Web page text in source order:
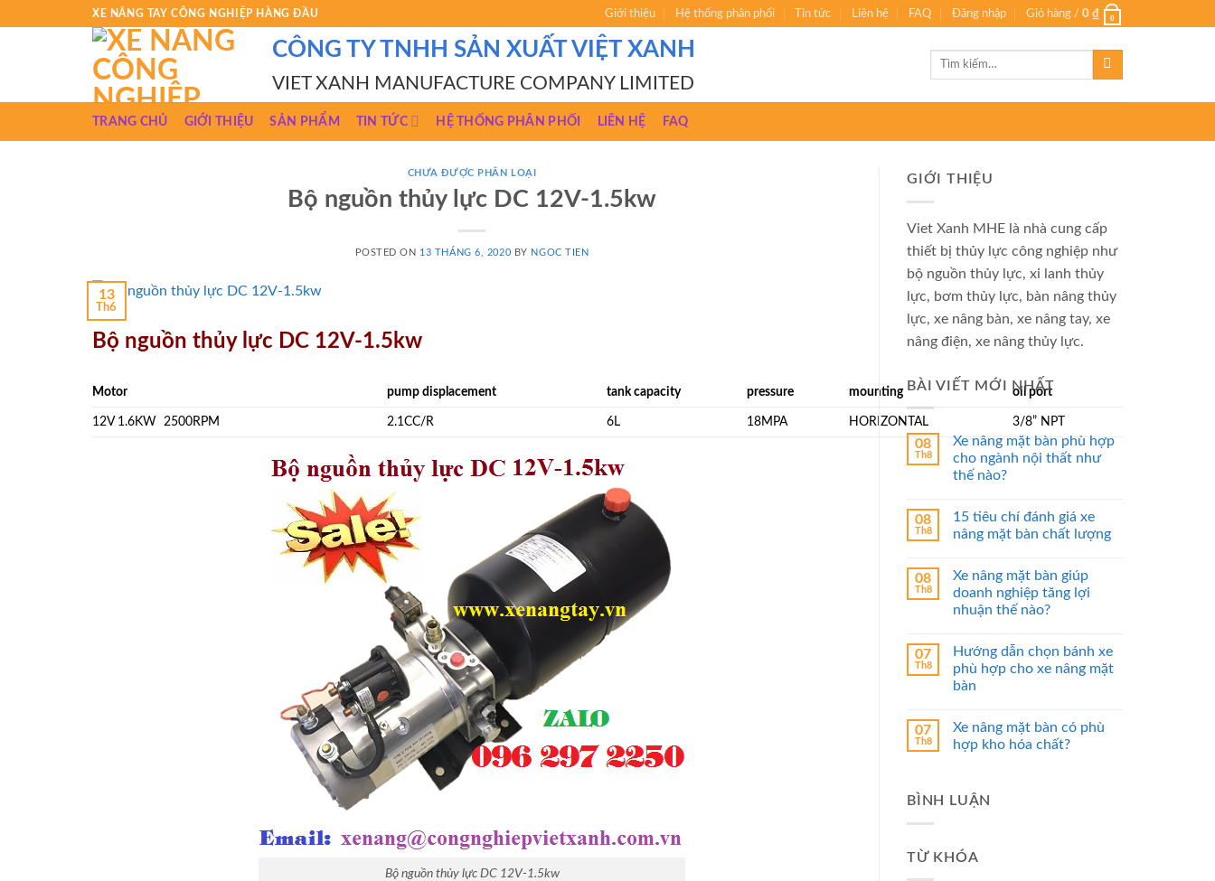
XE NÂNG TAY CÔNG NGHIỆP HÀNG ĐẦU Giới thiệu Hệ thống phân phối Tin tức Liên hệ FAQ Đăng nhập Giỏ hàng / 0 ₫ 0
CÔNG TY TNHH SẢN XUẤT VIỆT XANH
VIET XANH MANUFACTURE COMPANY LIMITED
Tìm
TRANG CHỦ GIỚI THIỆU SẢN PHẨM TIN TỨC HỆ THỐNG PHÂN PHỐI LIÊN HỆ FAQ
CHƯA ĐƯỢC PHÂN LOẠI
Bộ nguồn thủy lực DC 12V-1.5kw
POSTED ON 13 THÁNG 6, 2020 BY NGOC TIEN
13
Th6
Bộ nguồn thủy lực DC 12V-1.5kw
Motor pump displacement tank capacity pressure mounting oil port
12V 1.6KW 2500RPM 2.1CC/R 6L 18MPA HORIZONTAL 3/8” NPT
Bộ nguồn thủy lực DC 12V-1.5kw
GIỚI THIỆU
Viet Xanh MHE là nhà cung cấp
thiết bị thủy lực công nghiệp như
bộ nguồn thủy lực, xi lanh thủy
lực, bơm thủy lực, bàn nâng thủy
lực, xe nâng bàn, xe nâng tay, xe
nâng điện, xe nâng thủy lực.
BÀI VIẾT MỚI NHẤT
08
Th8
Xe nâng mặt bàn phù hợp
cho ngành nội thất như
thế nào?
08
Th8
15 tiêu chí đánh giá xe
nâng mặt bàn chất lượng
08
Th8
Xe nâng mặt bàn giúp
doanh nghiệp tăng lợi
nhuận thế nào?
07
Th8
Hướng dẫn chọn bánh xe
phù hợp cho xe nâng mặt
bàn
07
Th8
Xe nâng mặt bàn có phù
hợp kho hóa chất?
BÌNH LUẬN
TỪ KHÓA